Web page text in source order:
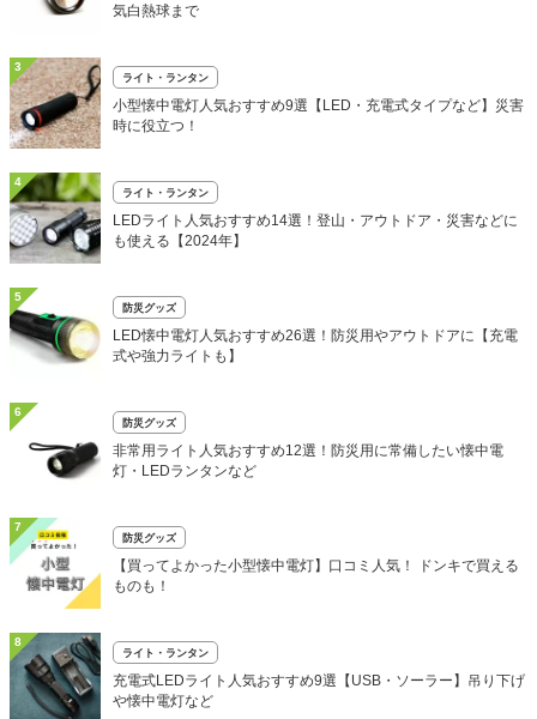
気白熱球まで
3
ライト・ランタン
小型懐中電灯人気おすすめ9選【LED・充電式タイプなど】災害
時に役立つ！
4
ライト・ランタン
LEDライト人気おすすめ14選！登山・アウトドア・災害などに
も使える【2024年】
5
防災グッズ
LED懐中電灯人気おすすめ26選！防災用やアウトドアに【充電
式や強力ライトも】
6
防災グッズ
非常用ライト人気おすすめ12選！防災用に常備したい懐中電
灯・LEDランタンなど
7
防災グッズ
【買ってよかった小型懐中電灯】口コミ人気！ ドンキで買える
ものも！
8
ライト・ランタン
充電式LEDライト人気おすすめ9選【USB・ソーラー】吊り下げ
や懐中電灯など